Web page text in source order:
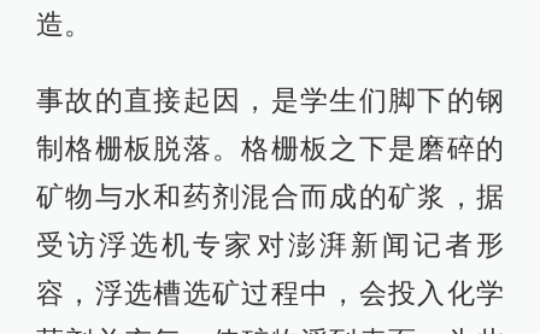
造。
事故的直接起因，是学生们脚下的钢
制格栅板脱落。格栅板之下是磨碎的
矿物与水和药剂混合而成的矿浆，据
受访浮选机专家对澎湃新闻记者形
容，浮选槽选矿过程中，会投入化学